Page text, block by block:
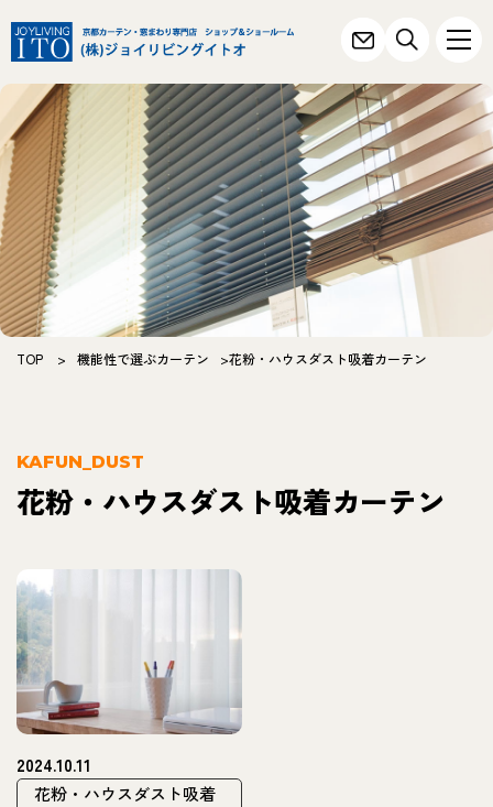
TOP > 機能性で選ぶカーテン >花粉・ハウスダスト吸着カーテン
KAFUN_DUST
花粉・ハウスダスト吸着カーテン
2024.10.11
花粉・ハウスダスト吸着